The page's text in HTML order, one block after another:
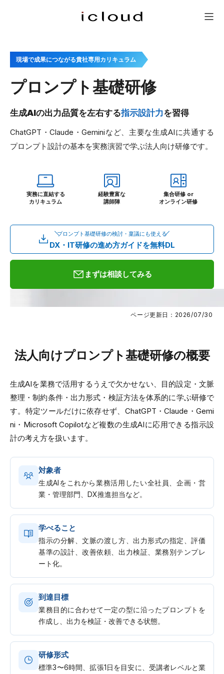
現場で成果につながる貴社専用カリキュラム
プロンプト基礎研修
生成AIの出力品質を左右する指示設計力を習得
ChatGPT・Claude・Geminiなど、主要な生成AIに共通する
プロンプト設計の基本を実務演習で学ぶ法人向け研修です。
実務に直結する
カリキュラム
経験豊富な
講師陣
集合研修 or
オンライン研修
プロンプト基礎研修の検討・稟議にも使える
DX・IT研修の進め方ガイドを無料DL
まずは相談してみる
ページ更新日：2026/07/30
法人向けプロンプト基礎研修の概要
生成AIを業務で活用するうえで欠かせない、目的設定・文脈
整理・制約条件・出力形式・検証方法を体系的に学ぶ研修で
す。特定ツールだけに依存せず、ChatGPT・Claude・Gemi
ni・Microsoft Copilotなど複数の生成AIに応用できる指示設
計の考え方を扱います。
対象者
生成AIをこれから業務活用したい全社員、企画・営
業・管理部門、DX推進担当など。
学べること
指示の分解、文脈の渡し方、出力形式の指定、評価
基準の設計、改善依頼、出力検証、業務別テンプレ
ート化。
到達目標
業務目的に合わせて一定の型に沿ったプロンプトを
作成し、出力を検証・改善できる状態。
研修形式
標準3〜6時間、拡張1日を目安に、受講者レベルと業
新人研修 会社概要 問い合わせ メニュー